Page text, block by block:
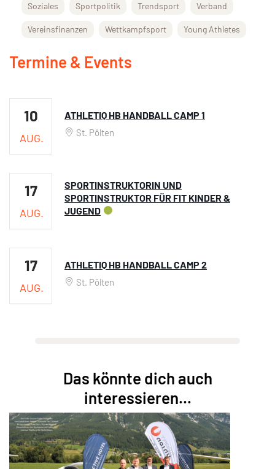
Soziales Sportpolitik Trendsport Verband
Vereinsfinanzen Wettkampfsport Young Athletes
Termine & Events
10
AUG.
ATHLETIQ HB HANDBALL CAMP 1
St. Pölten
17
AUG.
SPORTINSTRUKTORIN UND
SPORTINSTRUKTOR FÜR FIT KINDER &
JUGEND
17
AUG.
ATHLETIQ HB HANDBALL CAMP 2
St. Pölten
Das könnte dich auch
interessieren...